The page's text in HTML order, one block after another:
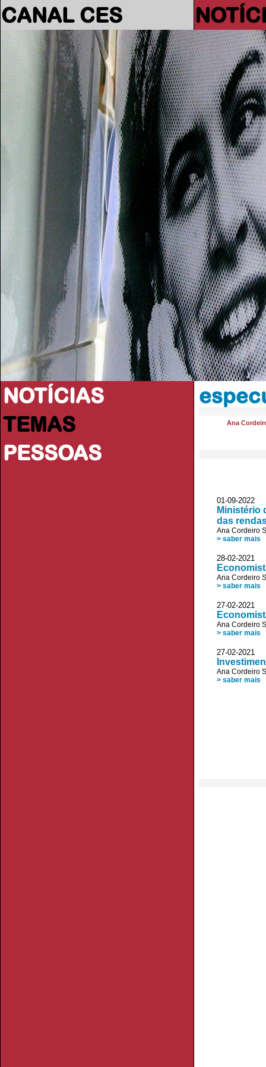
CANAL CES
NOTÍCIAS
TEMAS
PESSOAS
Ana
01-09-2022
Ministério
das
Ana Cordeiro
> saber mais
28-02-2021
Ana Cordeiro
> saber mais
27-02-
Ana Cordeiro
> saber mais
27-02-2021
Ana Cordeiro
> saber mais